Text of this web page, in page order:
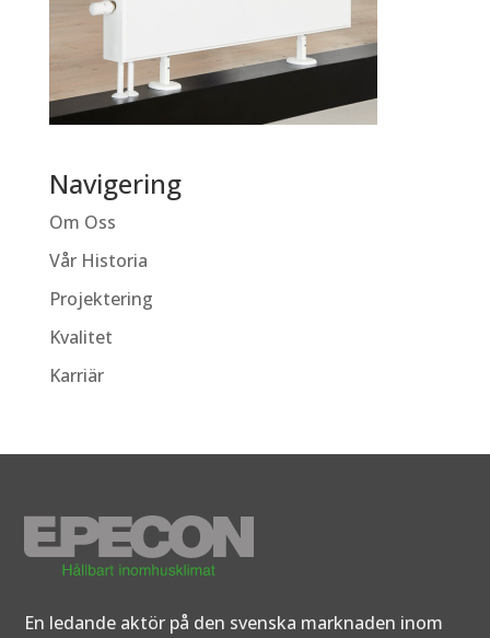
Navigering
Om Oss
Vår Historia
Projektering
Kvalitet
Karriär
En ledande aktör på den svenska marknaden inom